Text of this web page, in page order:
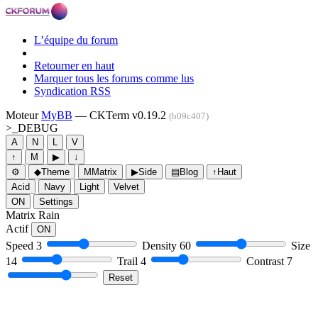
L’équipe du forum
Retourner en haut
Marquer tous les forums comme lus
Syndication RSS
MoteurMyBB — CKTerm v0.19.2 (b09c407)
>_ DEBUG
A N L
V
↑
M ▶
↓
⚙
◆Theme M Matrix ▶Side ▤Blog ↑ Haut
Acid
Navy Light
Velvet
ON
Settings
Matrix Rain
Actif
ON
Speed 3 Density 60
Size
14
Trail 4 Contrast 7
Reset